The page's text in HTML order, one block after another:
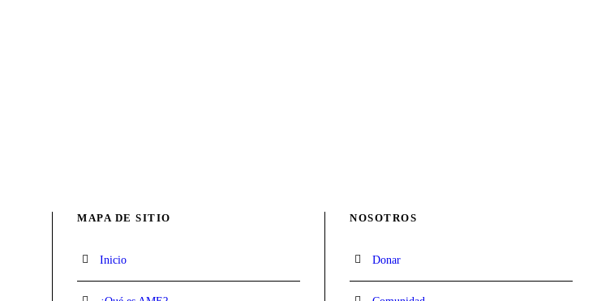
MAPA DE SITIO
Inicio
NOSOTROS
Donar